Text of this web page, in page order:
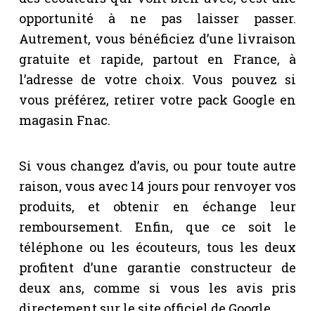
opportunité à ne pas laisser passer.
Autrement, vous bénéficiez d’une livraison
gratuite et rapide, partout en France, à
l’adresse de votre choix. Vous pouvez si
vous préférez, retirer votre pack Google en
magasin Fnac.
Si vous changez d’avis, ou pour toute autre
raison, vous avec 14 jours pour renvoyer vos
produits, et obtenir en échange leur
remboursement. Enfin, que ce soit le
téléphone ou les écouteurs, tous les deux
profitent d’une garantie constructeur de
deux ans, comme si vous les avis pris